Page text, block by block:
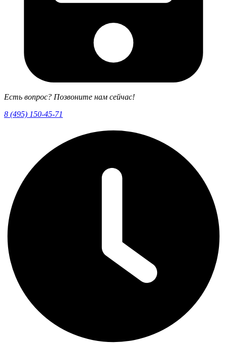
Есть вопрос? Позвоните нам сейчас!
8 (495) 150-45-71